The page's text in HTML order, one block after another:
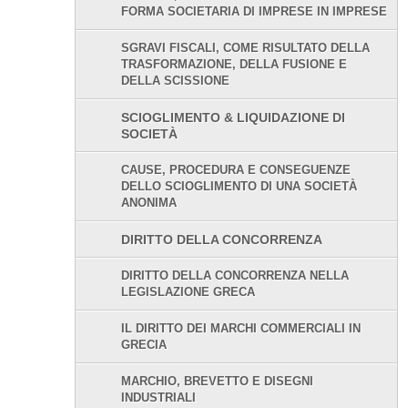
FORMA SOCIETARIA DI IMPRESE IN IMPRESE
SGRAVI FISCALI, COME RISULTATO DELLA
TRASFORMAZIONE, DELLA FUSIONE E
DELLA SCISSIONE
SCIOGLIMENTO & LIQUIDAZIONE DI
SOCIETÀ
CAUSE, PROCEDURA E CONSEGUENZE
DELLO SCIOGLIMENTO DI UNA SOCIETÀ
ANONIMA
DIRITTO DELLA CONCORRENZA
DIRITTO DELLA CONCORRENZA NELLA
LEGISLAZIONE GRECA
IL DIRITTO DEI MARCHI COMMERCIALI IN
GRECIA
MARCHIO, BREVETTO E DISEGNI
INDUSTRIALI